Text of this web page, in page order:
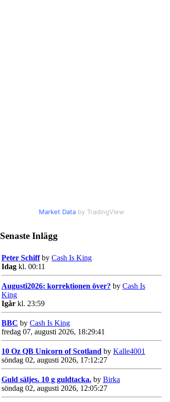
Market Data by TradingView
Senaste Inlägg
Peter Schiffby Cash Is King
Idag kl. 00:11
Augusti2026: korrektionen över? by Cash Is
King
Igår kl. 23:59
BBC by Cash Is King
fredag 07, augusti 2026, 18:29:41
10 Oz QB Unicorn of Scotland by Kalle4001
söndag 02, augusti 2026, 17:12:27
Guld säljes. 10 g guldtacka. by Birka
söndag 02, augusti 2026, 12:05:27